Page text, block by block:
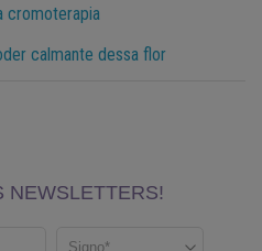
cromoterapia
calmante dessa flor